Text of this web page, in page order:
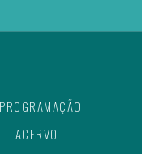
PROGRAMAÇÃO
ACERVO